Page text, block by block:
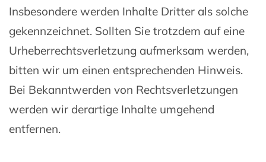
Insbesondere werden Inhalte Dritter als solche
gekennzeichnet. Sollten Sie trotzdem auf eine
Urheberrechtsverletzung aufmerksam werden,
bitten wir um einen entsprechenden Hinweis.
Bei Bekanntwerden von Rechtsverletzungen
werden wir derartige Inhalte umgehend
entfernen.